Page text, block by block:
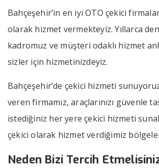
Bahçeşehir’in en iyi OTO çekici
olarak hizmet vermekteyiz. Yıllarca
kadromuz ve müşteri odaklı hizmet
sizler için hizmetinizdeyiz.
Bahçeşehir’de çekici hizmeti
veren firmamız, araçlarınızı güvenle
istediğiniz her yere çekici hizmeti
çekici olarak hizmet verdiğimiz
Neden Bizi Tercih